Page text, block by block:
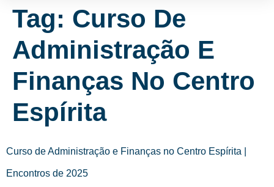
Tag: Curso De
Administração E
Finanças No Centro
Espírita
Curso de Administração e Finanças no Centro Espírita |
Encontros de 2025